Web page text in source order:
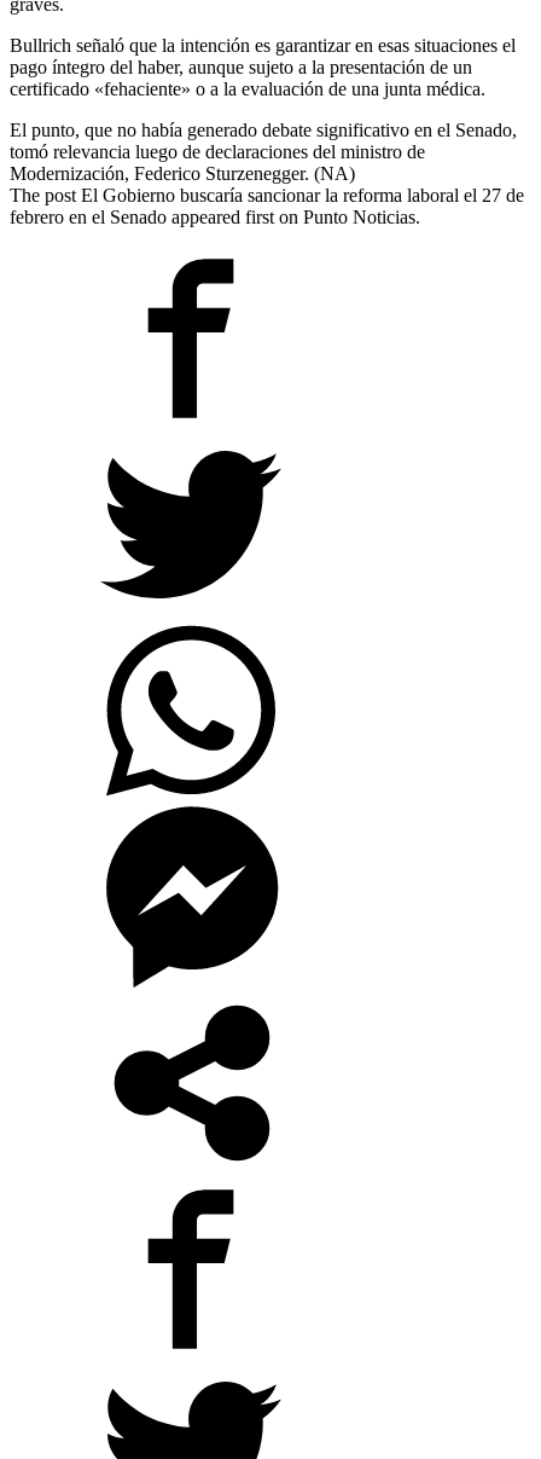
Bullrich señaló que la intención es garantizar en esas situaciones el
pago íntegro del haber, aunque sujeto a la presentación de un
certificado «fehaciente» o a la evaluación de una junta médica.
El punto, que no había generado debate significativo en el Senado,
tomó relevancia luego de declaraciones del ministro de
Modernización, Federico Sturzenegger. (NA)
The post El Gobierno buscaría sancionar la reforma laboral el 27 de
febrero en el Senado appeared first on Punto Noticias.